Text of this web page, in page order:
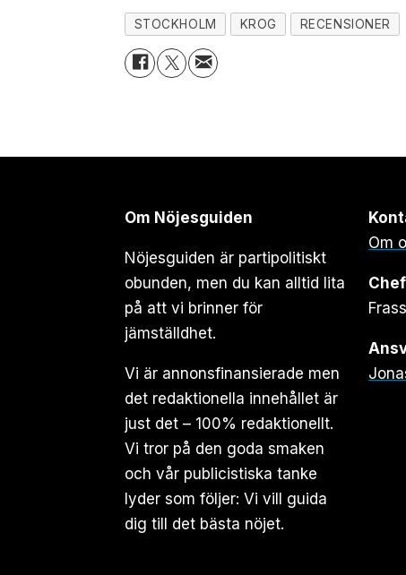
STOCKHOLM KROG RECENSIONER
Om Nöjesguiden
Nöjesguiden är partipolitiskt
obunden, men du kan alltid lita
på att vi brinner för
jämställdhet.
Vi är annonsfinansierade men
det redaktionella innehållet är
just det – 100% redaktionellt.
Vi tror på den goda smaken
och vår publicistiska tanke
lyder som följer: Vi vill guida
dig till det bästa nöjet.
Om